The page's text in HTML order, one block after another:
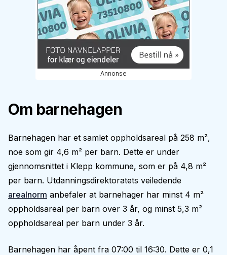
Annonse
Om barnehagen
Barnehagen har et samlet oppholdsareal på 258 m²,
noe som gir 4,6 m² per barn. Dette er under
gjennomsnittet i Klepp kommune, som er på 4,8 m²
per barn. Utdanningsdirektoratets veiledende
arealnorm anbefaler at barnehager har minst 4 m²
oppholdsareal per barn over 3 år, og minst 5,3 m²
oppholdsareal per barn under 3 år.
Barnehagen har åpent fra 07:00 til 16:30. Dette er 0,1